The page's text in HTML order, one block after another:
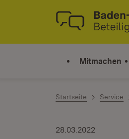
Zum Inhalt springen
Link zur Startseite
Mitmachen
Startseite Service
28.03.2022